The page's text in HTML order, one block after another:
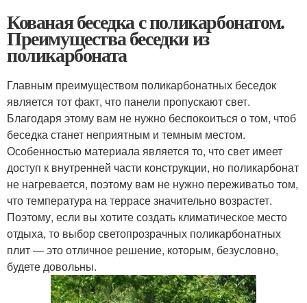
Кованая беседка с поликарбонатом.
Преимущества беседки из
поликарбоната
Главным преимуществом поликарбонатных беседок
является тот факт, что панели пропускают свет.
Благодаря этому вам не нужно беспокоиться о том, чтоб
беседка станет неприятным и темным местом.
Особенностью материала является то, что свет имеет
доступ к внутренней части конструкции, но поликарбонат
не нагревается, поэтому вам не нужно переживатьо том,
что температура на террасе значительно возрастет.
Поэтому, если вы хотите создать климатическое место
отдыха, то выбор светопрозрачных поликарбонатных
плит — это отличное решение, которым, безусловно,
будете довольны.